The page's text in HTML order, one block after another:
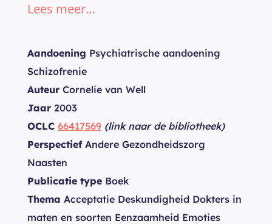
Lees meer…
Aandoening Psychiatrische aandoening
Schizofrenie
Auteur Cornelie van Well
Jaar 2003
OCLC 66417569 (link naar de bibliotheek)
PerspectiefAndere Gezondheidszorg
Naasten
Publicatie type Boek
Thema Acceptatie Deskundigheid Dokters in
maten en soorten Eenzaamheid Emoties